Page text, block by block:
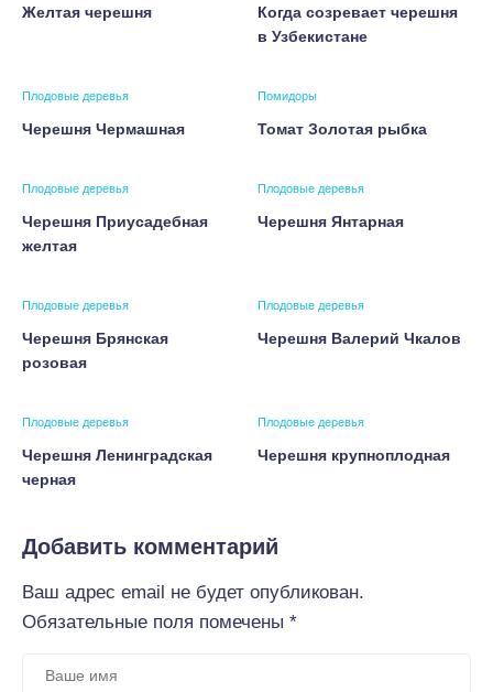
Желтая черешня
Когда созревает черешня
в Узбекистане
Плодовые деревья
Черешня Чермашная
Помидоры
Томат Золотая рыбка
Плодовые деревья
Черешня Приусадебная
желтая
Плодовые деревья
Черешня Янтарная
Плодовые деревья
Черешня Брянская
розовая
Плодовые деревья
Черешня Валерий Чкалов
Плодовые деревья
Черешня Ленинградская
черная
Плодовые деревья
Черешня крупноплодная
Добавить комментарий
Ваш адрес email не будет опубликован.
Обязательные поля помечены *